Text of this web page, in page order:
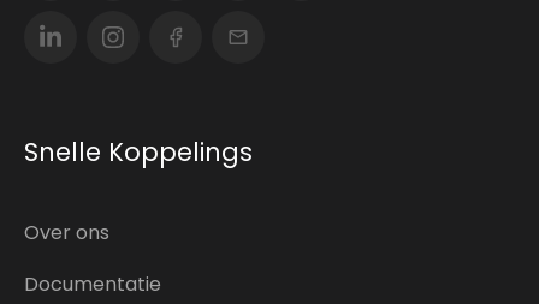
Snelle Koppelings
Over ons
Documentatie